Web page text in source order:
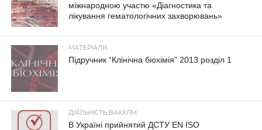
міжнародною участю «Діагностика та
лікування гематологічних захворювань»
МАТЕРІАЛИ
Підручник “Клінічна біохімія” 2013 розділ 1
ДІЯЛЬНІСТЬ ВАКХЛМ
В Україні прийнятий ДСТУ EN ISO